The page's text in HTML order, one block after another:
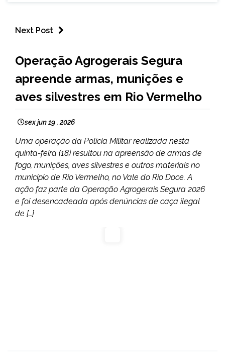
Next Post
GERAIS
NOTÍCIAS
Operação Agrogerais Segura
apreende armas, munições e
aves silvestres em Rio Vermelho
sex jun 19 , 2026
Uma operação da Polícia Militar realizada nesta
quinta-feira (18) resultou na apreensão de armas de
fogo, munições, aves silvestres e outros materiais no
município de Rio Vermelho, no Vale do Rio Doce. A
ação faz parte da Operação Agrogerais Segura 2026
e foi desencadeada após denúncias de caça ilegal
de […]